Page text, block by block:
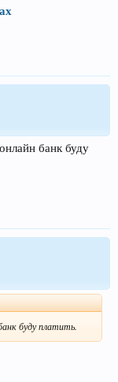
банк буду
буду платить.